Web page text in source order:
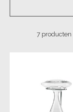
7 producten